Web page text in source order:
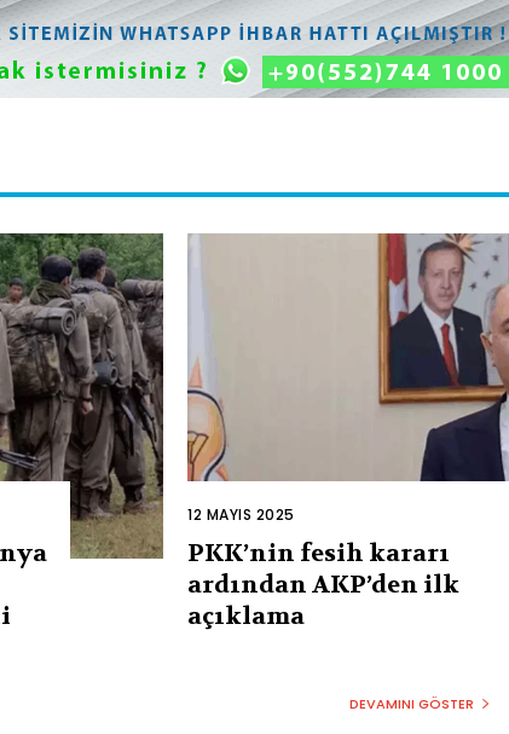
12 MAYIS 2025
PKK’nin fesih kararı
ardından AKP’den ilk
açıklama
DEVAMINI GÖSTER